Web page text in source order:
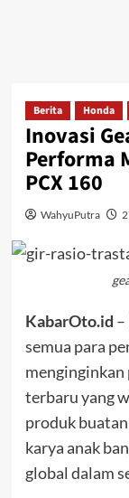
Berita Honda
Inovasi
Performa
PCX 160
WahyuPutra
KabarOto.id
semua para
menginginkan
terbaru yang
produk
karya anak
global dalam